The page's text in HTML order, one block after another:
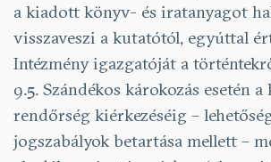
a kiadott könyv- és iratanyagot
visszaveszi a kutatótól, egyúttal
Intézmény igazgatóját a
9.5. Szándékos károkozás esetén
rendőrség kiérkezéséig –
jogszabályok betartása mellett –